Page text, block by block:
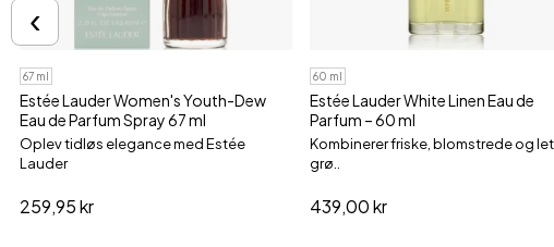
67 ml
Estée Lauder Women's Youth-Dew
Eau de Parfum Spray 67 ml
Oplev tidløs elegance med Estée
Lauder
259,95 kr
60 ml
Estée Lauder White Linen Eau de
Parfum – 60 ml
Kombinerer friske, blomstrede og
grø..
439,00 kr
‹